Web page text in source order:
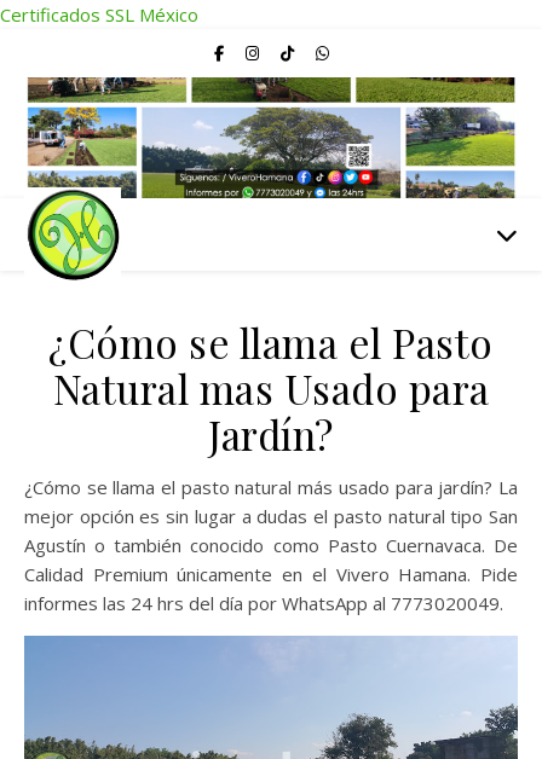
Certificados SSL México
¿Cómo se llama el Pasto
Natural mas Usado para
Jardín?
¿Cómo se llama el pasto natural más usado para jardín? La
mejor opción es sin lugar a dudas el pasto natural tipo San
Agustín o también conocido como Pasto Cuernavaca. De
Calidad Premium únicamente en el Vivero Hamana. Pide
informes las 24 hrs del día por WhatsApp al 7773020049.